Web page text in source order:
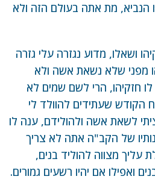
הנביא, מת אתה בעולם הזה ולא
ושאלו, מדוע נגזרה עלי גזרה
מפני שלא נשאת אשה ולא
חזקיהו, הרי לשם שמים לא
הקודש שעתידים להוולד לי
לשאת אשה ולהולידם, ענה לו
של הקב"ה אתה לא צריך
עליך מצווה להוליד בנים,
ואפילו אם יהיו רשעים גמורים.